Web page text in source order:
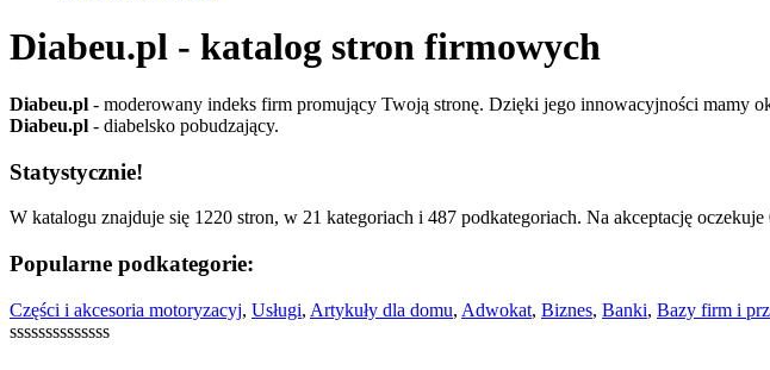
Diabeu.pl - katalog stron firmowych
Diabeu.pl - moderowany indeks firm promujący Twoją stronę. Dzięki jego innowacyjności mamy
Diabeu.pl - diabelsko pobudzający.
Statystycznie!
W katalogu znajduje się 1220 stron, w 21 kategoriach i 487 podkategoriach. Na akceptację oczekuje
Popularne podkategorie:
Części i akcesoria motoryzacyj, Usługi, Artykuły dla domu, Adwokat, Biznes, Banki, Bazy firm i
ssssssssssssss